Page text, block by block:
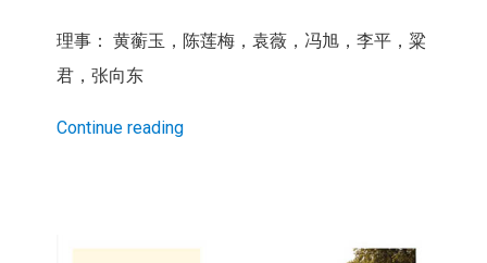
理事： 黄蘅玉，陈莲梅，袁薇，冯旭，李平，粱
君，张向东
Continue reading